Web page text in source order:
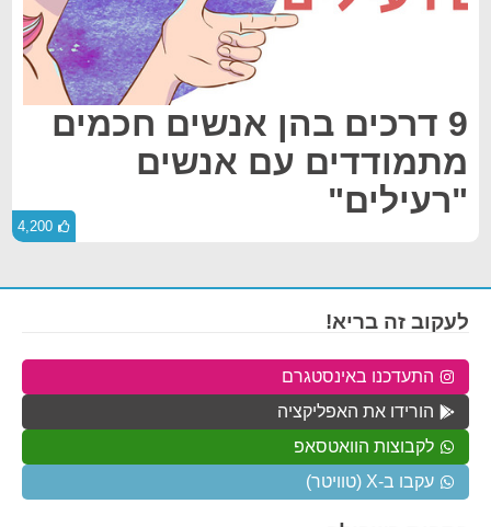
9 דרכים בהן אנשים חכמים
מתמודדים עם אנשים
"רעילים"
4,200
לעקוב זה בריא!
התעדכנו באינסטגרם
הורידו את האפליקציה
לקבוצות הוואטסאפ
עקבו ב-X (טוויטר)